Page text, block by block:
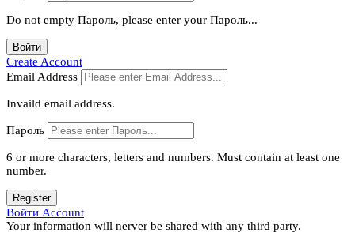
Do not empty Пароль, please enter your Пароль...
Войти
Create Account
Email Address
Invaild email address.
Пароль
6 or more characters, letters and numbers. Must contain at least one
number.
Register
Войти Account
Your information will nerver be shared with any third party.